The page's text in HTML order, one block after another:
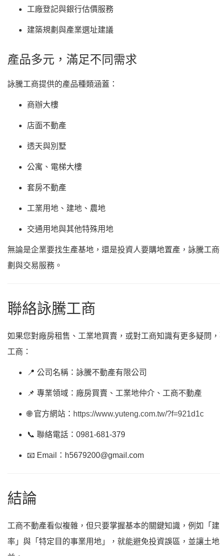
工廠登記與銀行估價服務
建築規劃與產業選址建議
產品多元，滿足不同需求
詠騰工商提供的產品種類涵蓋：
商辦大樓
店面不動產
透天與別墅
公寓、電梯大樓
套房不動產
工業用地、建地、農地
交通用地與其他特殊用地
無論是企業要找生產基地，還是投資人要購地置產，詠騰工
劃與交易服務。
聯絡詠騰工商
如果您對廠房租售、工業地買賣，或對工商知識有更多疑問
工商：
📍 公司名稱：詠騰不動產有限公司
📌 專業領域：廠房買賣、工業地仲介、工商不動產
🌐 官方網站： https://www.yuteng.com.tw/?f=921d1c
📞 聯絡電話：0981-681-379
📧 Email：h5679200@gmail.com
結論
工商不動產看似複雜，但只要掌握基本的關鍵知識，例如「
率」與「特定目的事業用地」，就能避免投資誤區，並讓土